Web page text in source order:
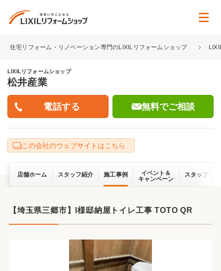
住宅リフォーム・リノベーション専門のLIXILリフォームショップ
LIXILリフォームショップ
松井産業
無料でご相談
この会社のウェブサイトはこちら
店舗ホーム スタッフ紹介 施工事例
イベント＆
キャンペーン
スタッフブ
【埼玉県三郷市】I様邸納屋トイレ工事 TOTO QR